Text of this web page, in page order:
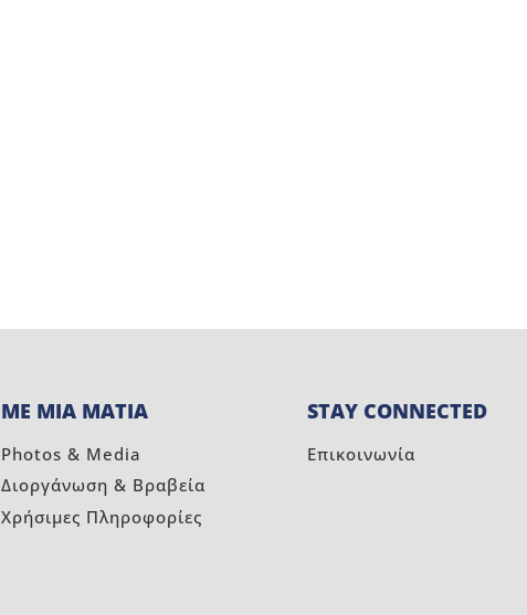
ΜΕ ΜΙΑ ΜΑΤΙΑ
Photos & Media
Διοργάνωση & Βραβεία
Χρήσιμες Πληροφορίες
STAY CONNECTED
Επικοινωνία